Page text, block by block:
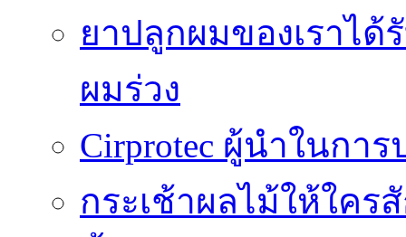
ยาปลูกผมของเราไ
ผมร่วง
Cirprotec ผู้นำในกา
กระเช้าผลไม้ให้ใคร